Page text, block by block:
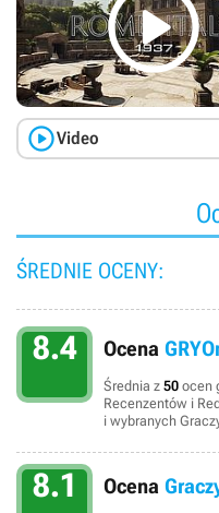

Video
ŚREDNIE OCENY:
8.4 Ocena
Średnia z 50 ocen
Recenzentów i
i wybranych
8.1 Ocena